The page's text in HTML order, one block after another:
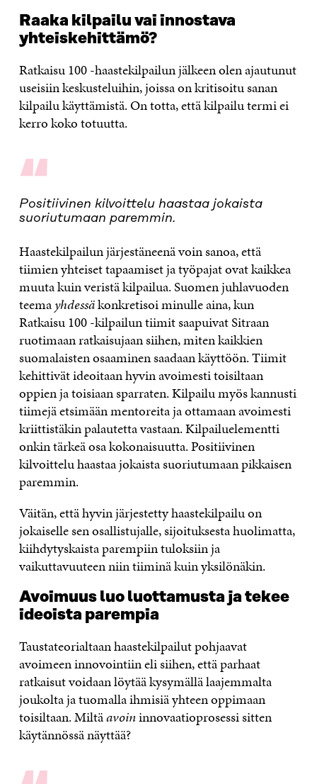
Raaka kilpailu vai innostava
yhteiskehittämö?
Ratkaisu 100 -haastekilpailun jälkeen olen ajautunut
useisiin keskusteluihin, joissa on kritisoitu sanan
kilpailu käyttämistä. On totta, että kilpailu termi ei
kerro koko totuutta.
“
Positiivinen kilvoittelu haastaa jokaista
suoriutumaan paremmin.
Haastekilpailun järjestäneenä voin sanoa, että
tiimien yhteiset tapaamiset ja työpajat ovat kaikkea
muuta kuin veristä kilpailua. Suomen juhlavuoden
teemayhdessäkonkretisoi minulle aina, kun
Ratkaisu 100 -kilpailun tiimit saapuivat Sitraan
ruotimaan ratkaisujaan siihen, miten kaikkien
suomalaisten osaaminen saadaan käyttöön. Tiimit
kehittivät ideoitaan hyvin avoimesti toisiltaan
oppien ja toisiaan sparraten. Kilpailu myös kannusti
tiimejä etsimään mentoreita ja ottamaan avoimesti
kriittistäkin palautetta vastaan. Kilpailuelementti
onkin tärkeä osa kokonaisuutta. Positiivinen
kilvoittelu haastaa jokaista suoriutumaan pikkaisen
paremmin.
Väitän, että hyvin järjestetty haastekilpailu on
jokaiselle sen osallistujalle, sijoituksesta huolimatta,
kiihdytyskaista parempiin tuloksiin ja
vaikuttavuuteen niin tiiminä kuin yksilönäkin.
Avoimuus luo luottamusta ja tekee
ideoista parempia
Taustateorialtaan haastekilpailut pohjaavat
avoimeen innovointiin eli siihen, että parhaat
ratkaisut voidaan löytää kysymällä laajemmalta
joukolta ja tuomalla ihmisiä yhteen oppimaan
toisiltaan. Miltäavoininnovaatioprosessi sitten
käytännössä näyttää?